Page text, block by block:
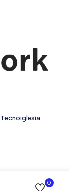
Tecnoiglesia
0